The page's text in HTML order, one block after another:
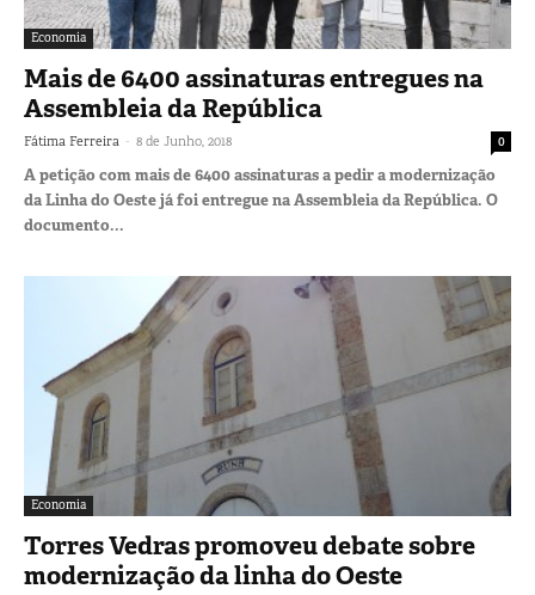
Economia
Mais de 6400 assinaturas entregues na
Assembleia da República
Fátima Ferreira - 8 de Junho, 2018 0
A petição com mais de 6400 assinaturas a pedir a modernização
da Linha do Oeste já foi entregue na Assembleia da República. O
documento...
Economia
Torres Vedras promoveu debate sobre
modernização da linha do Oeste